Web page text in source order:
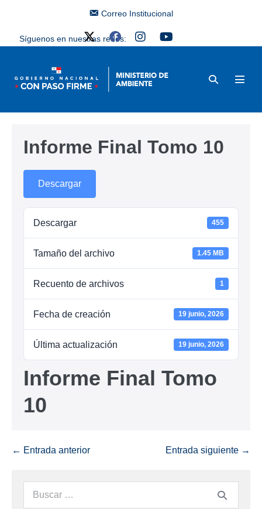
Correo Institucional
Síguenos en nuestras redes:
Informe Final Tomo 10
Descargar
Descargar 455
Tamaño del archivo 1.45 MB
Recuento de archivos 1
Fecha de creación 19 junio, 2026
Última actualización 19 junio, 2026
Informe Final Tomo
10
← Entrada anterior Entrada siguiente →